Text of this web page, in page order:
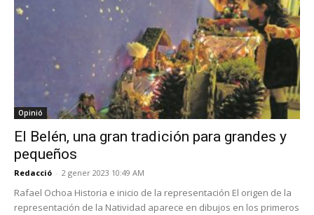
Opinió
El Belén, una gran tradición para grandes y
pequeños
Redacció - 2 gener 2023 10:49 AM
Rafael Ochoa Historia e inicio de la representación El origen de la
representación de la Natividad aparece en dibujos en los primeros